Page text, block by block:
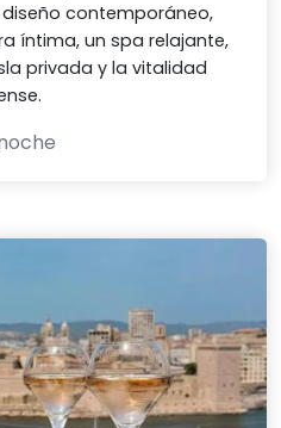
contemporáneo,
íntima, un spa relajante,
privada y la vitalidad